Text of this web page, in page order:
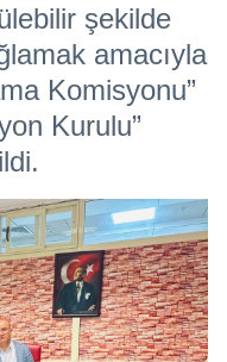
şekilde
amacıyla
Komisyonu”
Kurulu”